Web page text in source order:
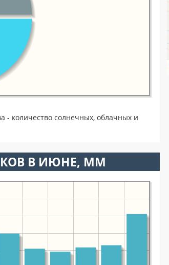
- количество солнечных, облачных и
В ИЮНЕ, ММ